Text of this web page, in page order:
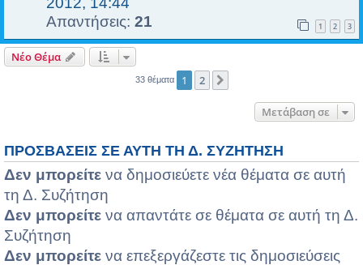
Απαντήσεις: 21 1 2 3
Νέο Θέμα
33 θέματα 1 2
Μετάβαση σε
ΠΡΟΣΒΆΣΕΙΣ ΣΕ ΑΥΤΉ ΤΗ Δ. ΣΥΖΉΤΗΣΗ
Δεν μπορείτε να δημοσιεύετε νέα θέματα σε αυτή
τη Δ. Συζήτηση
Δεν μπορείτε να απαντάτε σε θέματα σε αυτή τη Δ.
Συζήτηση
Δεν μπορείτε να επεξεργάζεστε τις δημοσιεύσεις